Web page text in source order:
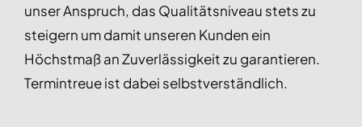
unser Anspruch, das Qualitätsniveau stets zu
steigern um damit unseren Kunden ein
Höchstmaß an Zuverlässigkeit zu garantieren.
Termintreue ist dabei selbstverständlich.